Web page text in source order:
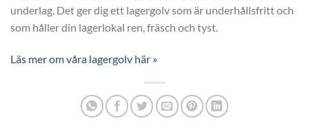
underlag. Det ger dig ett lagergolv som är underhållsfritt och
som håller din lagerlokal ren, fräsch och tyst.
Läs mer om våra lagergolv här »